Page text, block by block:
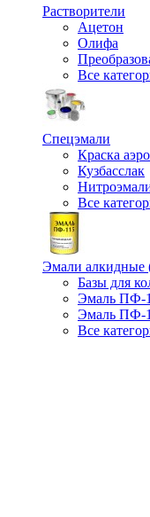
Растворители
Ацетон
Олифа
Все
Спецэмали
Краска
Кузбасслак
Все
Эмали
Базы для
Эмаль ПФ-
Эмаль ПФ-
Все